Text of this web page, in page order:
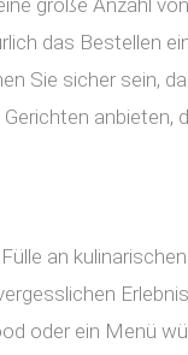
große Anzahl
das Bestellen
Sie sicher sein,
anbieten,
an
oder ein Menü